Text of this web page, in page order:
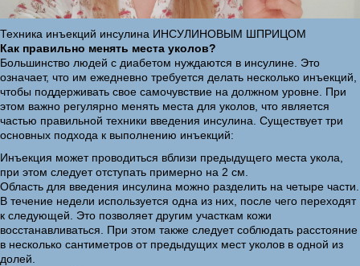
Техника инъекций инсулина ИНСУЛИНОВЫМ ШПРИЦОМ
Как правильно менять места уколов?
Большинство людей с диабетом нуждаются в инсулине. Это
означает, что им ежедневно требуется делать несколько инъекций,
чтобы поддерживать свое самочувствие на должном уровне. При
этом важно регулярно менять места для уколов, что является
частью правильной техники введения инсулина. Существует три
основных подхода к выполнению инъекций:
Инъекция может проводиться вблизи предыдущего места укола,
при этом следует отступать примерно на 2 см.
Область для введения инсулина можно разделить на четыре части.
В течение недели используется одна из них, после чего переходят
к следующей. Это позволяет другим участкам кожи
восстанавливаться. При этом также следует соблюдать расстояние
в несколько сантиметров от предыдущих мест уколов в одной из
долей.